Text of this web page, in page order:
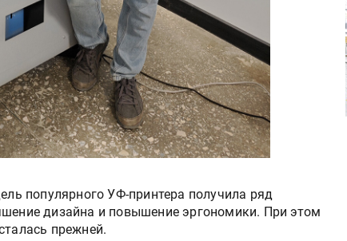
популярного УФ-принтера получила ряд
дизайна и повышение эргономики. При этом
прежней.